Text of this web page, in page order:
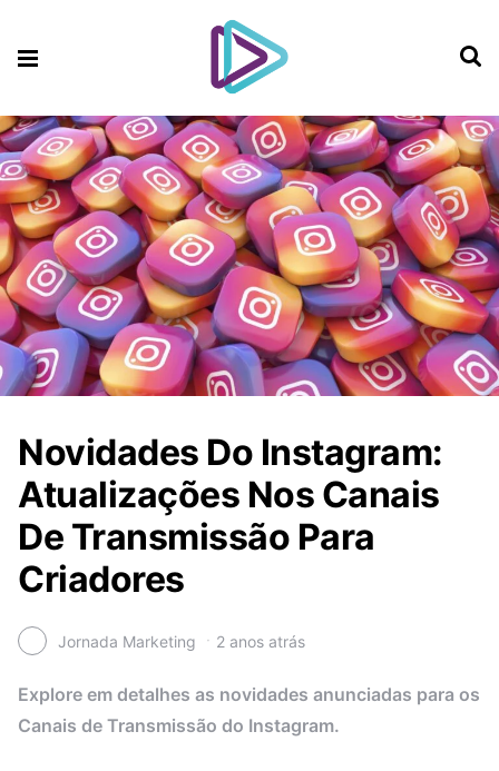
Novidades Do Instagram:
Atualizações Nos Canais
De Transmissão Para
Criadores
Jornada Marketing 2 anos atrás
Explore em detalhes as novidades anunciadas para os
Canais de Transmissão do Instagram.